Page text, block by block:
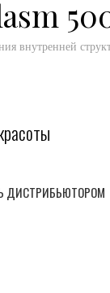
внутренней
ДИСТРИБЬЮТОРОМ